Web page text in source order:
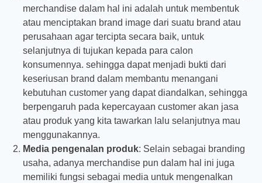
merchandise dalam hal ini adalah untuk membentuk
atau menciptakan brand image dari suatu brand atau
perusahaan agar tercipta secara baik, untuk
selanjutnya di tujukan kepada para calon
konsumennya. sehingga dapat menjadi bukti dari
keseriusan brand dalam membantu menangani
kebutuhan customer yang dapat diandalkan, sehingga
berpengaruh pada kepercayaan customer akan jasa
atau produk yang kita tawarkan lalu selanjutnya mau
menggunakannya.
Media pengenalan produk: Selain sebagai branding
usaha, adanya merchandise pun dalam hal ini juga
memiliki fungsi sebagai media untuk mengenalkan